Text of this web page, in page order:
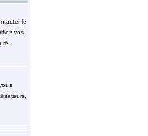
le
vos